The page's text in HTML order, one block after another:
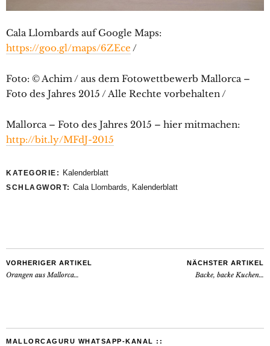
Cala Llombards auf Google Maps:
https://goo.gl/maps/6ZEce /
Foto: © Achim / aus dem Fotowettbewerb Mallorca –
Foto des Jahres 2015 / Alle Rechte vorbehalten /
Mallorca – Foto des Jahres 2015 – hier mitmachen:
http://bit.ly/MFdJ-2015
KATEGORIE: Kalenderblatt
SCHLAGWORT: Cala Llombards, Kalenderblatt
VORHERIGER ARTIKEL
Orangen aus Mallorca…
NÄCHSTER ARTIKEL
Backe, backe Kuchen…
MALLORCAGURU WHATSAPP-KANAL ::